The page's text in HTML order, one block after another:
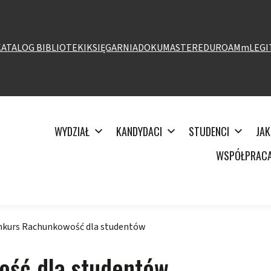
BIBLIOTEKIKSIĘGARNIADOKUMASTEREDUROAM
WYDZIAŁ KANDYDACI STUDENCI
Rachunkowość dla studentów